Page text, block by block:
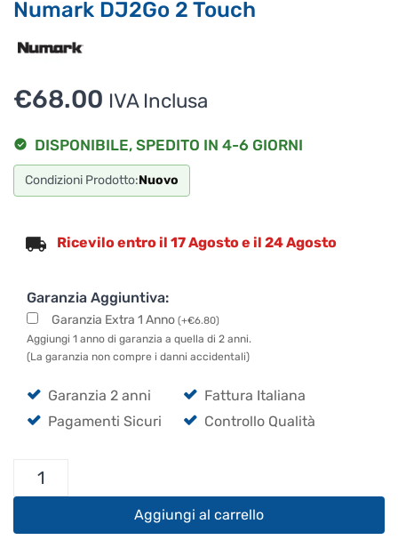
Numark DJ2Go 2 Touch
€68.00 IVA Inclusa
DISPONIBILE, SPEDITO IN 4-6 GIORNI
Condizioni Prodotto:Nuovo
Ricevilo entro il 17 Agosto e il 24 Agosto
Garanzia Aggiuntiva:
Garanzia Extra 1 Anno (+€6.80)
Aggiungi 1 anno di garanzia a quella di 2 anni.
(La garanzia non compre i danni accidentali)
Garanzia 2 anni
Fattura Italiana
Pagamenti Sicuri
Controllo Qualità
Numark
Touch
Aggiungi al carrello